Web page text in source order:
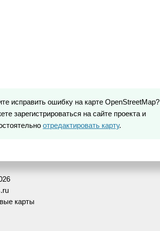
исправить ошибку на карте OpenStreetMap?
зарегистрироваться на сайте проекта и
отредактировать карту.
карты